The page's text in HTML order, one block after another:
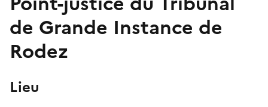
de Grande Instance de
Rodez
Lieu